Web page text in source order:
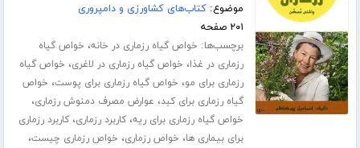
موضوع:کتاب‌های کشاورزی و دامپروری
۲۰۱ صفحه
برچسب‌ها: خواص گیاه رزماری در خانه، خواص گیاه
رزماری در غذا، خواص گیاه رزماری در لاغری، خواص گیاه
رزماری برای مو، خواص گیاه رزماری برای پوست، خواص
گیاه رزماری برای کبد، عوارض مصرف دمنوش رزماری،
خواص گیاه رزماری برای ریه،کاربرد رزماری،کاربرد رزماری
برای بیماری ها، خواص رزماری، خواص رزماری چیست،